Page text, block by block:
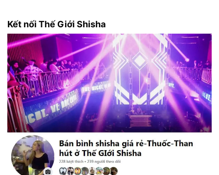
Kết nối Thế Giới Shisha